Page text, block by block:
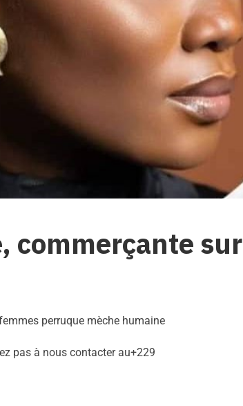
commerçante sur
perruque mèche humaine
pas à nous contacter au+229